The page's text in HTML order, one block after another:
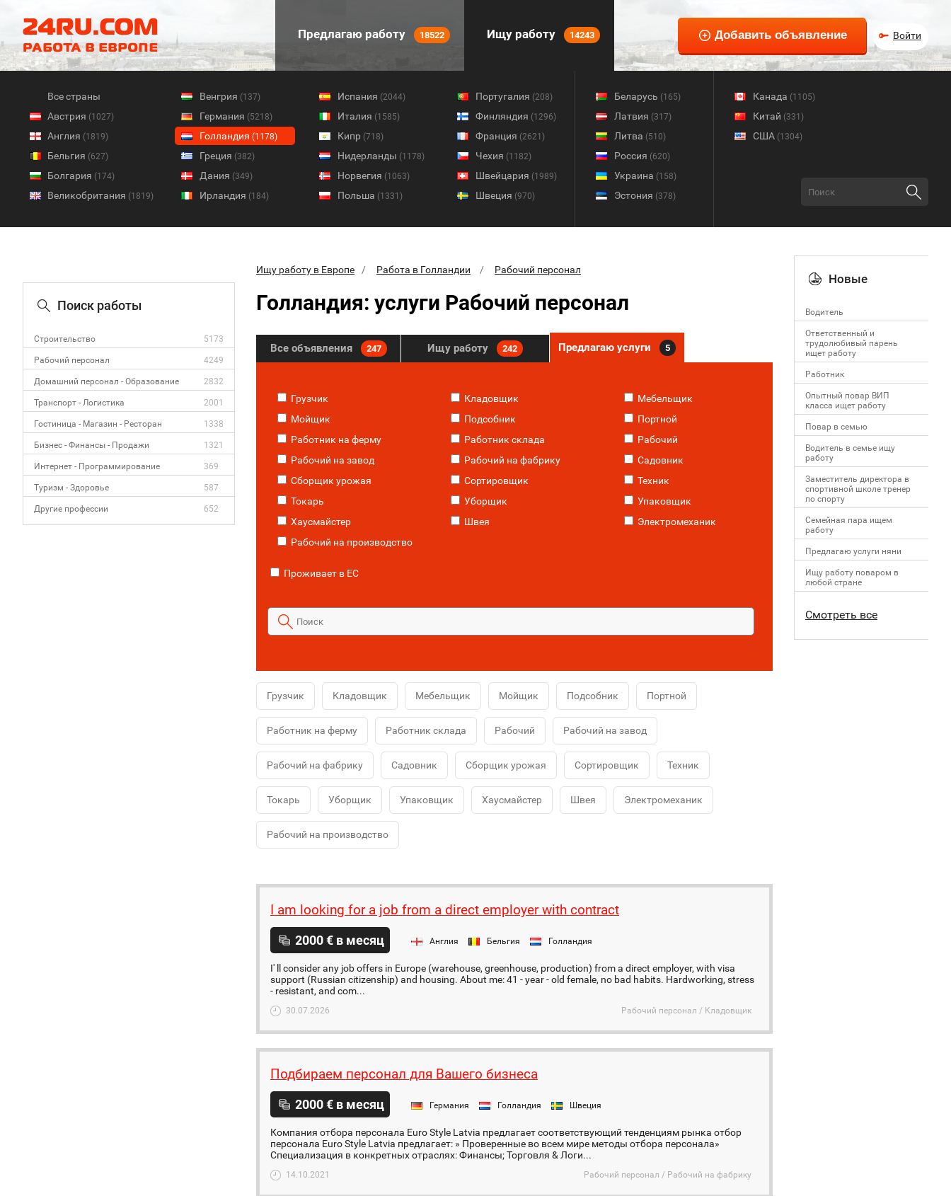
Предлагаю работу 18522 Ищу работу 14243 Войти
Все страны
Австрия (1027)
Англия (1819)
Бельгия (627)
Болгария (174)
Великобритания (1819)
Венгрия (137)
Германия (5218)
Голландия (1178)
Греция (382)
Дания (349)
Ирландия (184)
Испания (2044)
Италия (1585)
Кипр (718)
Нидерланды (1178)
Норвегия (1063)
Польша (1331)
Португалия (208)
Финляндия (1296)
Франция (2621)
Чехия (1182)
Швейцария (1989)
Швеция (970)
Беларусь (165)
Латвия (317)
Литва (510)
Россия (620)
Украина (158)
Эстония (378)
Канада (1105)
Китай (331)
США (1304)
Поиск работы
Строительство 5173
Рабочий персонал 4249
Домашний персонал - Образование 2832
Транспорт - Логистика 2001
Гостиница - Магазин - Ресторан 1338
Бизнес - Финансы - Продажи 1321
Интернет - Программирование 369
Туризм - Здоровье 587
Другие профессии 652
Ищу работу в Европе Работа в Голландии Рабочий персонал
Голландия: услуги Рабочий персонал
Все объявления 247 Ищу работу 242 Предлагаю услуги 5
Грузчик Кладовщик
Мебельщик
Мойщик
Подсобник
Портной
Работник на ферму
Работник склада
Рабочий
Рабочий на завод
Рабочий на фабрику
Садовник
Сборщик урожая
Сортировщик
Техник
Токарь
Уборщик
Упаковщик
Хаусмайстер
Швея
Электромеханик
Рабочий на производство
Проживает в ЕС
Грузчик Кладовщик Мебельщик Мойщик Подсобник Портной
Работник на ферму Работник склада Рабочий Рабочий на завод
Рабочий на фабрику Садовник Сборщик урожая Сортировщик Техник
Токарь Уборщик Упаковщик Хаусмайстер Швея Электромеханик
Рабочий на производство
I am looking for a job from a direct employer with contract
2000 € в месяц Англия Бельгия Голландия
I' ll consider any job offers in Europe (warehouse, greenhouse, production) from a direct employer, with visa
support (Russian citizenship) and housing. About me: 41 - year - old female, no bad habits. Hardworking, stress
- resistant, and com...
30.07.2026 Рабочий персонал / Кладовщик
Подбираем персонал для Вашего бизнеса
2000 € в месяц Германия Голландия Швеция
Компания отбора персонала Euro Style Latvia предлагает соответствующий тенденциям рынка отбор
персонала Euro Style Latvia предлагает: » Проверенные во всем мире методы отбора персонала»
Специализация в конкретных отраслях: Финансы; Торговля & Логи...
14.10.2021 Рабочий персонал / Рабочий на фабрику
Новые
Водитель
Ответственный и
трудолюбивый парень
ищет работу
Работник
Опытный повар ВИП
класса ищет работу
Повар в семью
Водитель в семье ищу
работу
Заместитель директора в
спортивной школе тренер
по спорту
Семейная пара ищем
работу
Предлагаю услуги няни
Ищу работу поваром в
любой стране
Смотреть все